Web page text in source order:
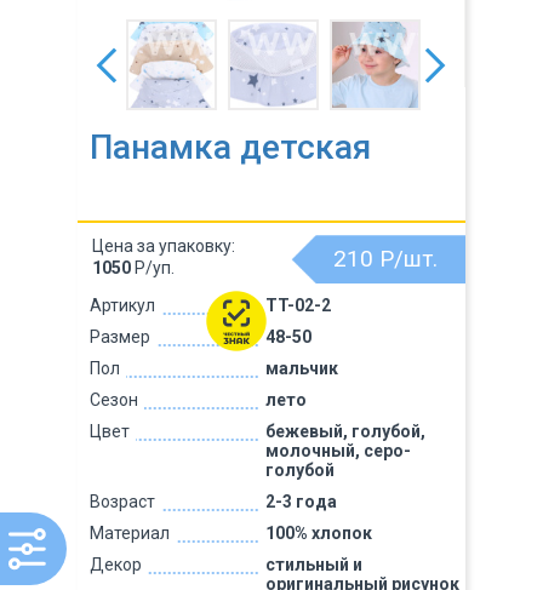
Панамка детская
Артикул
TT-02-2
Размер
48-50
Пол
мальчик
Сезон
лето
Цвет
бежевый, голубой,
молочный, серо-
голубой
Возраст
2-3 года
Материал
100% хлопок
Декор
стильный и
оригинальный рисунок
210 Р/шт.
Цена за упаковку:
1050 Р/уп.